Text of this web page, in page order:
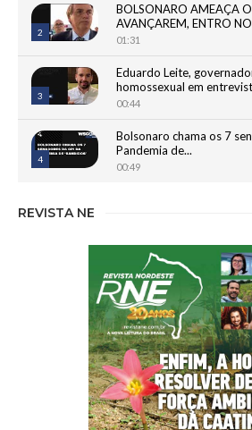
2
BOLSONARO AMEAÇA O
AVANÇAREM, ENTRO
01:31
3
Eduardo Leite,
homossexual em
00:44
4
Bolsonaro chama os 7
Pandemia de...
00:49
REVISTA NE